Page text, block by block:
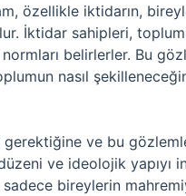
özellikle iktidarın,
İktidar sahipleri,
belirlerler. Bu
nasıl
ve bu
ve ideolojik yapıyı
sadece bireylerin